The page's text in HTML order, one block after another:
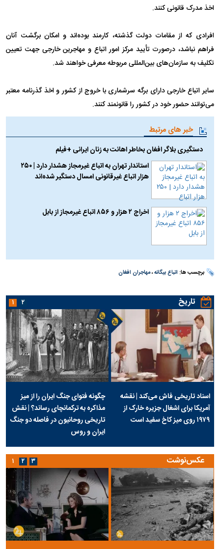
اخذ مدرک قانونی کنند.
افرادی که از مقامات دولت گذشته، کارمند بوده‌اند و امکان برگشت آنان
فراهم نباشد، درصورت تأیید مرکز امور اتباع و مهاجرین خارجی جهت تعیین
تکلیف به سازمان‌های بین‌المللی مربوطه معرفی خواهند شد.
سایر اتباع خارجی دارای برگه سرشماری با خروج از کشور و اخذ گذرنامه معتبر
می‌توانند حضور خود در کشور را قانونمند کنند.
خبر های مرتبط
دستگیری بلاگر افغان بخاطر اهانت به زنان ایرانی +فیلم
استاندار تهران به اتباع غیرمجاز هشدار دارد | ۲۵۰
هزار اتباع غیرقانونی امسال دستگیر شده‌اند
اخراج ۲ هزار و ۸۵۶ اتباع غیرمجاز از بابل
برچسب ها: اتباع بیگانه،مهاجران افغان
تاریخ
اسناد تاریخی فاش می‌کند | نقشه
آمریکا برای اشغال جزیره خارک از
۱۹۷۹ روی میز کاخ سفید است
چگونه فتوای جنگ ایران را از میز
مذاکره به ترکمانچای رساند؟ | نقش
تاریخی روحانیون در فاصله دو جنگ
ایران و روس
۱ ۲
عکس‌نوشت ۱ ۲ ۳